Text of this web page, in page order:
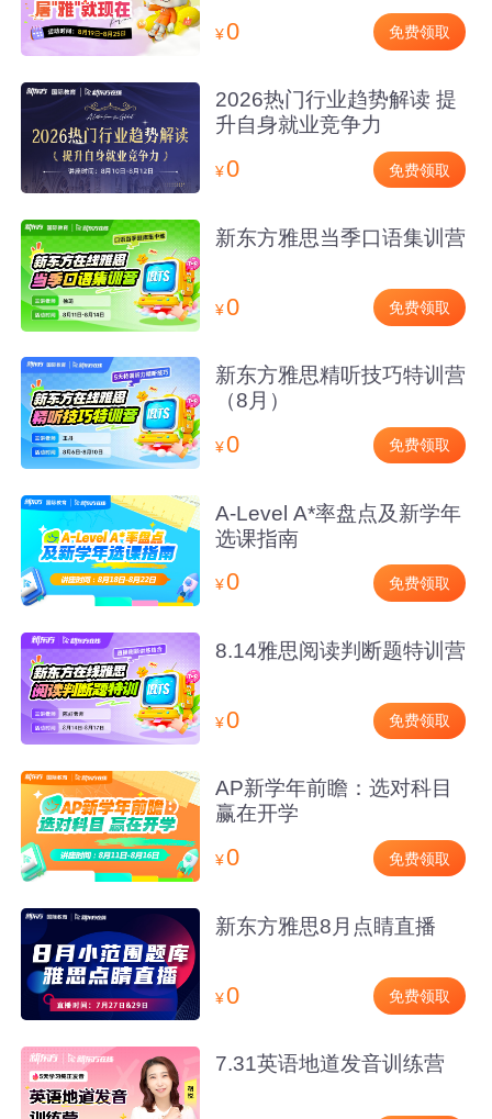
¥0 免费领取
2026热门行业趋势解读 提
升自身就业竞争力
¥0 免费领取
新东方雅思当季口语集训营
¥0 免费领取
新东方雅思精听技巧特训营
（8月）
¥0 免费领取
A-Level A*率盘点及新学年
选课指南
¥0 免费领取
8.14雅思阅读判断题特训营
¥0 免费领取
AP新学年前瞻：选对科目
赢在开学
¥0 免费领取
新东方雅思8月点睛直播
¥0 免费领取
7.31英语地道发音训练营